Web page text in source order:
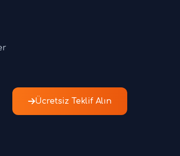
Ücretsiz Teklif Alın